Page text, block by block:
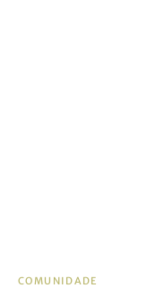
COMUNIDADE